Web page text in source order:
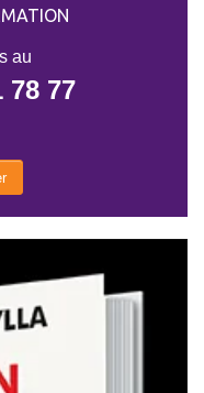
au
78 77